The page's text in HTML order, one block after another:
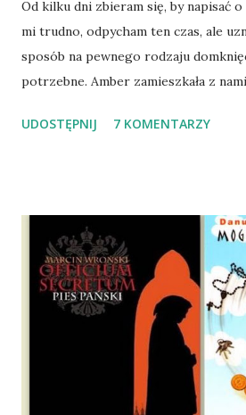
Od kilku dni zbieram się, by napisać
mi trudno, odpycham ten czas, ale
sposób na pewnego rodzaju
potrzebne. Amber zamieszkała z
Mazowieckim, pojechaliśmy na
wspólnego życia przeczytacie
nieco okrzepliśmy w codzienności z
ludźmi i kotami, pojawił się pomysł
wyjazd w Beskid Niski. Zanim to
atak padaczki, co spowodowało, że
wdrożyliśmy leczenie i od nowa
wspólnym życiem
się ustabilizować zawirowania
UDOSTĘPNIJ 7 KOMENTARZY